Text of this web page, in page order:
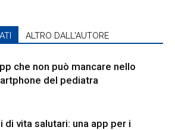
ALTRO DALL'AUTORE
che non può mancare nello
del pediatra
di vita salutari: una app per i